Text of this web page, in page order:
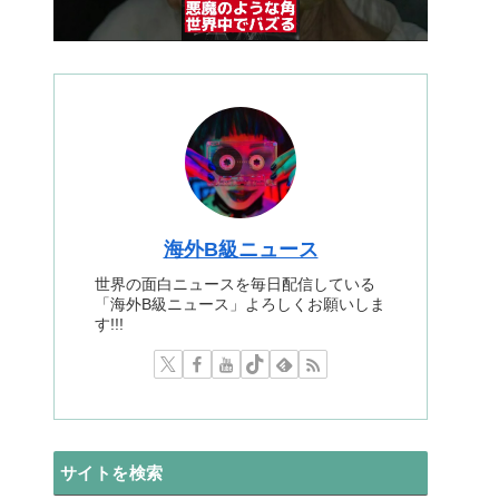
海外B級ニュース
世界の面白ニュースを毎日配信している
「海外B級ニュース」よろしくお願いしま
す!!!
サイトを検索